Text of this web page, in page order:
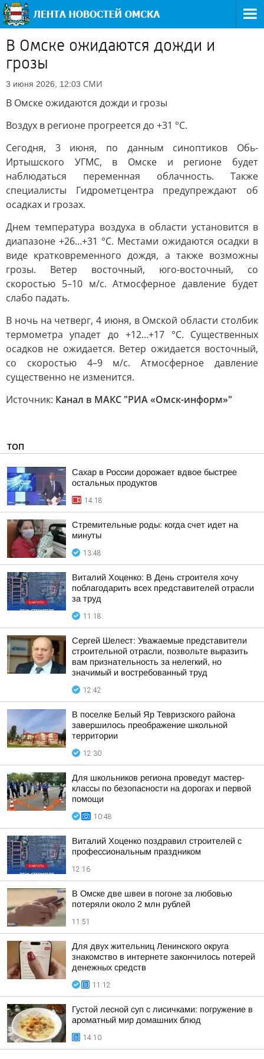
В Омске ожидаются дожди и
грозы
3 июня 2026, 12:03 СМИ
В Омске ожидаются дожди и грозы
Воздух в регионе прогреется до +31 °C.
Сегодня, 3 июня, по данным синоптиков Обь-
Иртышского УГМС, в Омске и регионе будет
наблюдаться переменная облачность. Также
специалисты Гидрометцентра предупреждают об
осадках и грозах.
Днем температура воздуха в области установится в
диапазоне +26…+31 °C. Местами ожидаются осадки в
виде кратковременного дождя, а также возможны
грозы. Ветер восточный, юго-восточный, со
скоростью 5–10 м/с. Атмосферное давление будет
слабо падать.
В ночь на четверг, 4 июня, в Омской области столбик
термометра упадет до +12…+17 °C. Существенных
осадков не ожидается. Ветер ожидается восточный,
со скоростью 4–9 м/с. Атмосферное давление
существенно не изменится.
Источник: Канал в МАКС "РИА «Омск-информ»"
ТОП
Сахар в России дорожает вдвое быстрее
остальных продуктов
14:18
Стремительные роды: когда счет идет на
минуты
13:48
Виталий Хоценко: В День строителя хочу
поблагодарить всех представителей отрасли
за труд
11:18
Сергей Шелест: Уважаемые представители
строительной отрасли, позвольте выразить
вам признательность за нелегкий, но
значимый и востребованный труд
12:42
В поселке Белый Яр Тевризского района
завершилось преображение школьной
территории
12:30
Для школьников региона проведут мастер-
классы по безопасности на дорогах и первой
помощи
10:48
Виталий Хоценко поздравил строителей с
профессиональным праздником
12:16
В Омске две швеи в погоне за любовью
потеряли около 2 млн рублей
11:51
Для двух жительниц Ленинского округа
знакомство в интернете закончилось потерей
денежных средств
11:12
Густой лесной суп с лисичками: погружение в
ароматный мир домашних блюд
14:10